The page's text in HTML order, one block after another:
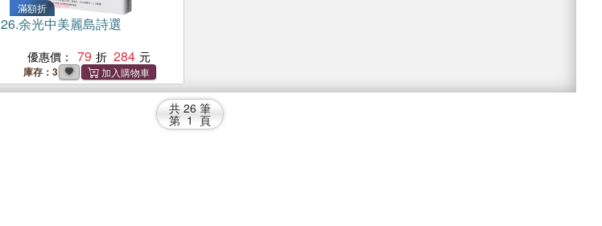
滿額折
26.余光中美麗島詩選
優惠價： 79 284
庫存：3
共 26 筆
第 1 頁